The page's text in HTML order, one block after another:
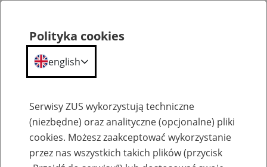
Komunikaty
Polityka cookies
english
Serwisy ZUS wykorzystują techniczne
(niezbędne) oraz analityczne (opcjonalne) pliki
cookies. Możesz zaakceptować wykorzystanie
przez nas wszystkich takich plików (przycisk